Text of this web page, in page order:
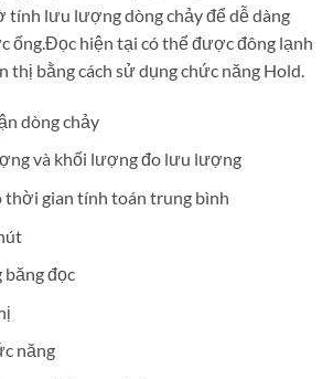
tính lưu lượng dòng chảy để dễ dàng
ống.Đọc hiện tại có thể được đông lạnh
thị bằng cách sử dụng chức năng Hold.
dòng chảy
và khối lượng đo lưu lượng
thời gian tính toán trung bình
đọc
năng